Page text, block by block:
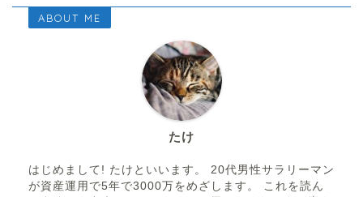
ABOUT ME
たけ
はじめまして! たけといいます。 20代男性サラリーマン
が資産運用で5年で3000万をめざします。 これを読ん